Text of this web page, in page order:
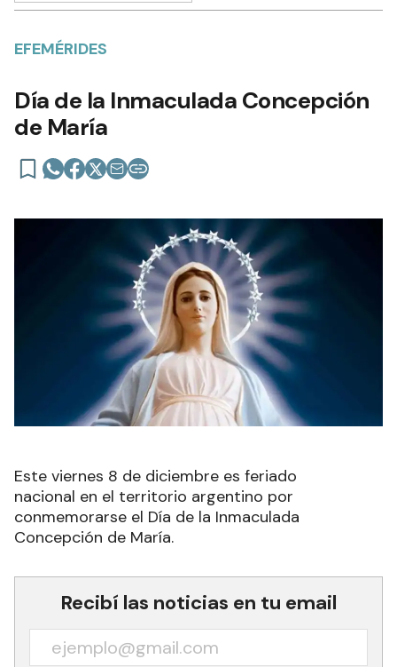
EFEMÉRIDES
Día de la Inmaculada Concepción
de María
Este viernes 8 de diciembre es feriado
nacional en el territorio argentino por
conmemorarse el Día de la Inmaculada
Concepción de María.
Recibí las noticias en tu email